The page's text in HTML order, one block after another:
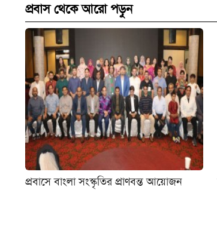
প্রবাস থেকে আরো পড়ুন
প্রবাসে বাংলা সংস্কৃতির প্রাণবন্ত আয়োজন